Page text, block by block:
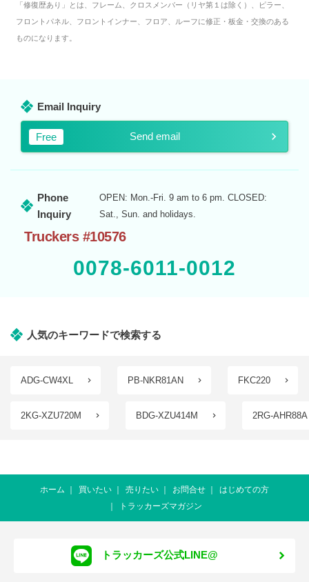
「修復歴あり」とは、フレーム、クロスメンバー（リヤ第１は除く）、ピラー、
フロントパネル、フロントインナー、フロア、ルーフに修正・板金・交換のある
ものになります。
Email Inquiry
Free Send email
Phone
Inquiry
OPEN: Mon.-Fri. 9 am to 6 pm. CLOSED:
Sat., Sun. and holidays.
Truckers #10576
0078-6011-0012
人気のキーワードで検索する
ADG-CW4XL PB-NKR81AN FKC220
2KG-XZU720M BDG-XZU414M 2RG-AHR88A
ホーム 買いたい 売りたい お問合せ
はじめての方
トラッカーズマガジン
トラッカーズ公式LINE@